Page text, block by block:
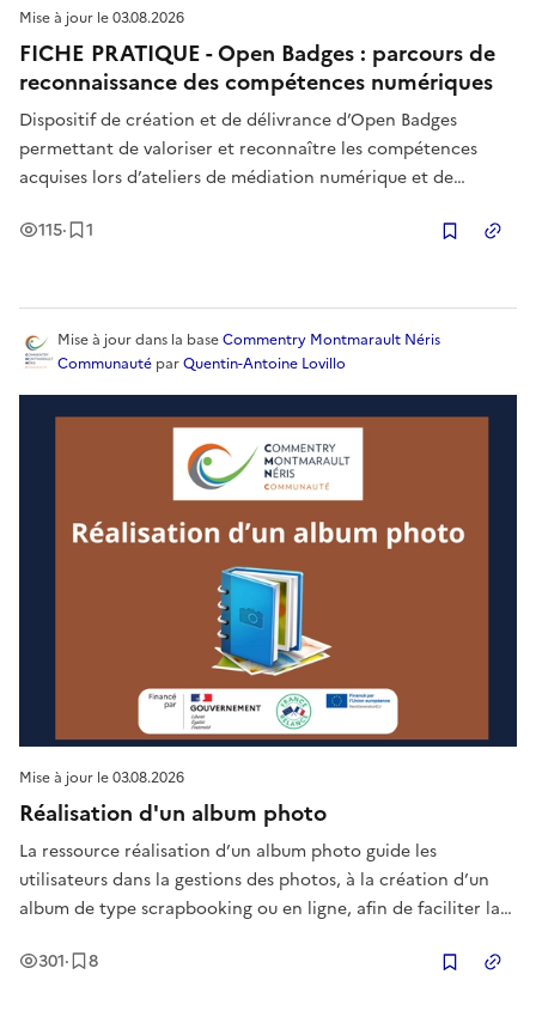
Mise à jour le03.08.2026
FICHE PRATIQUE - Open Badges : parcours de
reconnaissance des compétences numériques
Dispositif de création et de délivrance d’Open Badges
permettant de valoriser et reconnaître les compétences
acquises lors d’ateliers de médiation numérique et de
parcours de montée en compétences, notamment au sein
115Vues
· 1
Mise à jour le03.08.2026
Réalisation d'un album photo
La ressource réalisation d’un album photo guide les
utilisateurs dans la gestions des photos, à la création d’un
album de type scrapbooking ou en ligne, afin de faciliter la
accessible.
301Vues
· 8Enregistrement
Mise à jourdans la baseCommentry Montmarault Néris
Communauté parQuentin-Antoine Lovillo